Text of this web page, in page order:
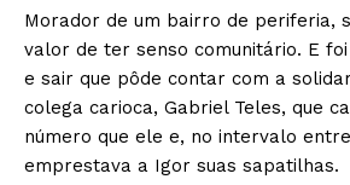
Morador de um bairro de periferia,
valor de ter senso comunitário. E
e sair que pôde contar com a
colega carioca, Gabriel Teles, que
número que ele e, no intervalo
emprestava a Igor suas sapatilhas.